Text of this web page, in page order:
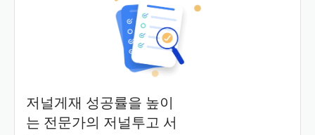
저널게재 성공률을 높이
는 전문가의 저널투고 서